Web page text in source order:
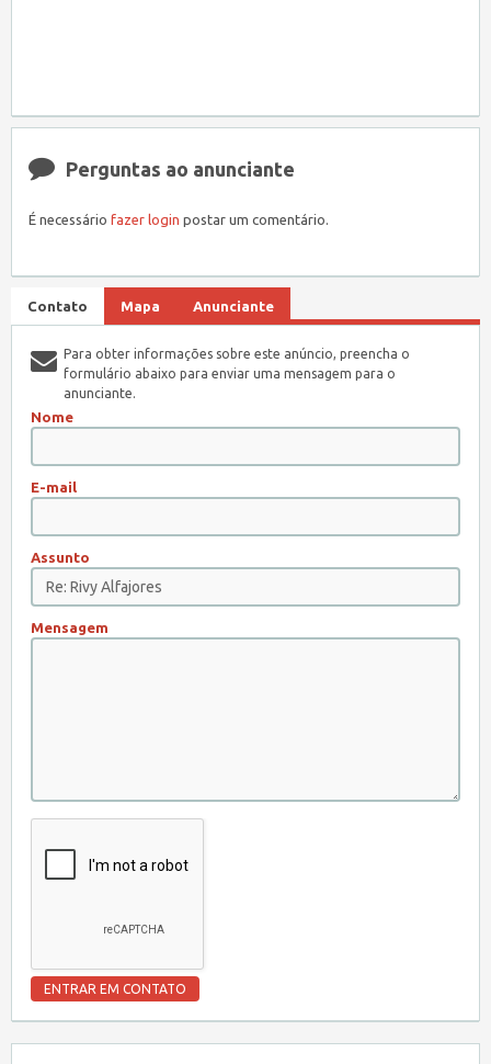
Perguntas ao anunciante
É necessário fazer login postar um comentário.
Contato Mapa Anunciante
Para obter informações sobre este anúncio, preencha o
formulário abaixo para enviar uma mensagem para o
anunciante.
Nome
E-mail
Assunto
Mensagem